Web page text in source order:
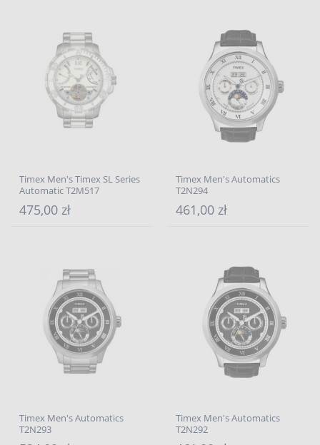
Timex Men's Timex SL Series
Automatic T2M517
475,00 zł
Timex Men's Automatics
T2N294
461,00 zł
Timex Men's Automatics
T2N293
Timex Men's Automatics
T2N292